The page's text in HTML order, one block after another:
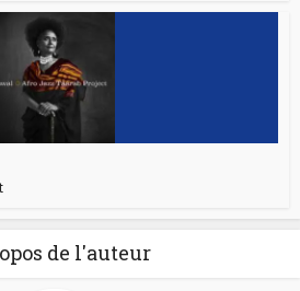
de l'auteur